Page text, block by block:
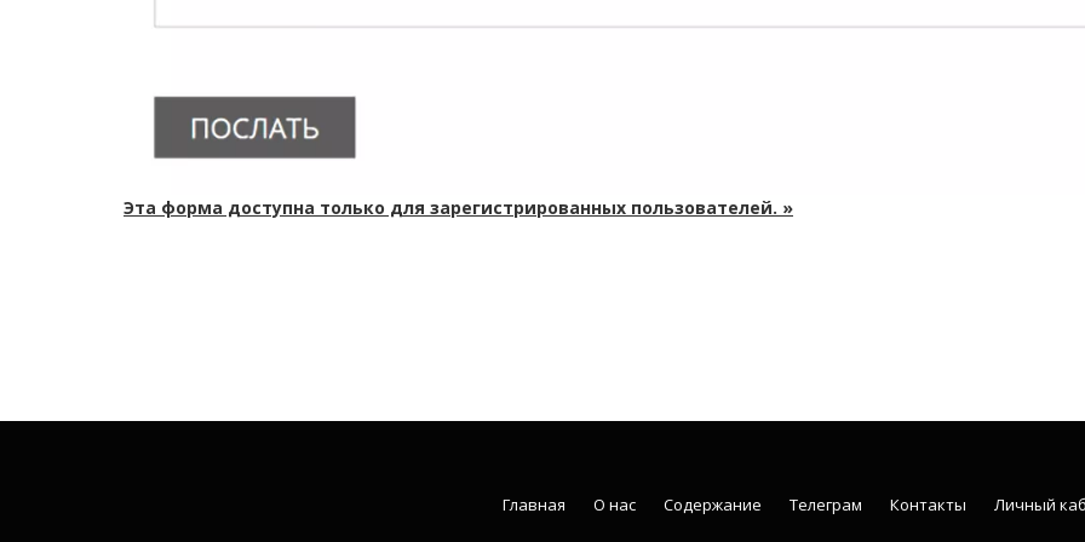
Эта форма доступна только для зарегистрированных пользователей. »
Главная О нас Содержание Телеграм Контакты Личный